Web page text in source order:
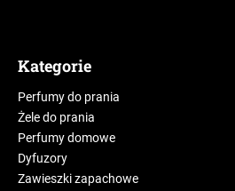
Kategorie
Perfumy do prania
Żele do prania
Perfumy domowe
Dyfuzory
Zawieszki zapachowe